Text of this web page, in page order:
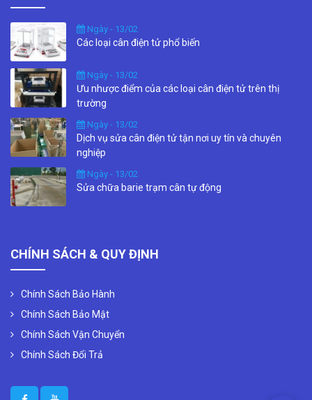
Ngày - 13/02
Các loại cân điện tử phổ biến
Ngày - 13/02
Ưu nhược điểm của các loại cân điện tử trên thị
trường
Ngày - 13/02
Dịch vụ sửa cân điện tử tận nơi uy tín và chuyên
nghiệp
Ngày - 13/02
Sửa chữa barie trạm cân tự động
CHÍNH SÁCH & QUY ĐỊNH
Chính Sách Bảo Hành
Chính Sách Bảo Mật
Chính Sách Vận Chuyển
Chính Sách Đổi Trả